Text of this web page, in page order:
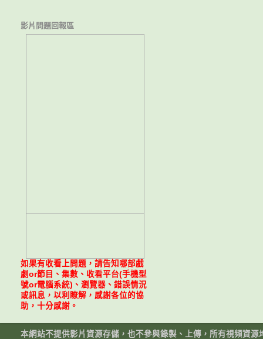
影片問題回報區
如果有收看上問題，請告知哪部戲
劇or節目、集數、收看平台(手機型
號or電腦系統)、瀏覽器、錯誤情況
或訊息，以利瞭解，感謝各位的協
助，十分感謝。
本網站不提供影片資源存儲，也不參與錄製、上傳，所有視頻資